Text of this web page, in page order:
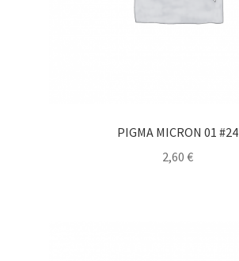
PIGMA MICRON 01 #24
2,60 €